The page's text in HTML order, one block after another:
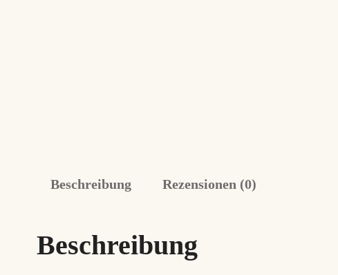
Beschreibung
Rezensionen (0)
Beschreibung